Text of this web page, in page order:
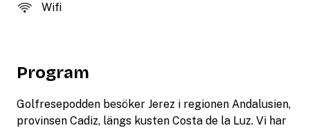
Wifi
Program
Golfresepodden besöker Jerez i regionen Andalusien,
provinsen Cadiz, längs kusten Costa de la Luz. Vi har